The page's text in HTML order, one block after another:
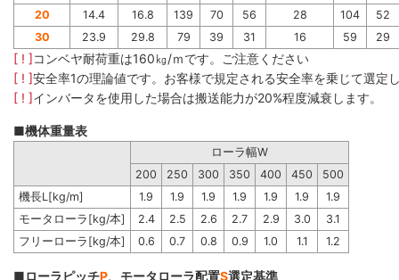
20
14.4 16.8 139 70 56 28 104
52
30
23.9 29.8 79 39 31 16 59 29
[ ! ]コンベヤ耐荷重は160㎏/ｍです。ご注意ください
[ ! ]安全率1の理論値です。お客様で規定される安全率を乗じて選定
[ ! ]インバータを使用した場合は搬送能力が20%程度減衰します。
■機体重量表
ローラ幅W
200
250 300 350 400 450
500
機長L[kg/m]
1.9 1.9 1.9 1.9 1.9 1.9
1.9
モータローラ[kg/本]
2.4 2.5 2.6 2.7 2.9 3.0
3.1
フリーローラ[kg/本]
0.6 0.7 0.8 0.9 1.0 1.1 1.2
■ローラピッチP、モータローラ配置S選定基準